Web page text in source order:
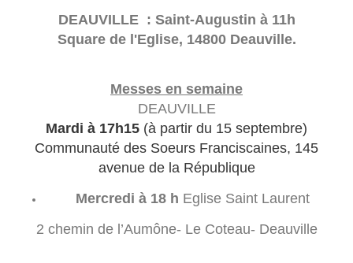
DEAUVILLE : Saint-Augustin à 11h
Square de l'Eglise, 14800 Deauville.
Messes en semaine
DEAUVILLE
Mardi à 17h15 (à partir du 15 septembre)
Communauté des Soeurs Franciscaines, 145
avenue de la République
Mercredi à 18 h Eglise Saint Laurent
2 chemin de l’Aumône- Le Coteau- Deauville